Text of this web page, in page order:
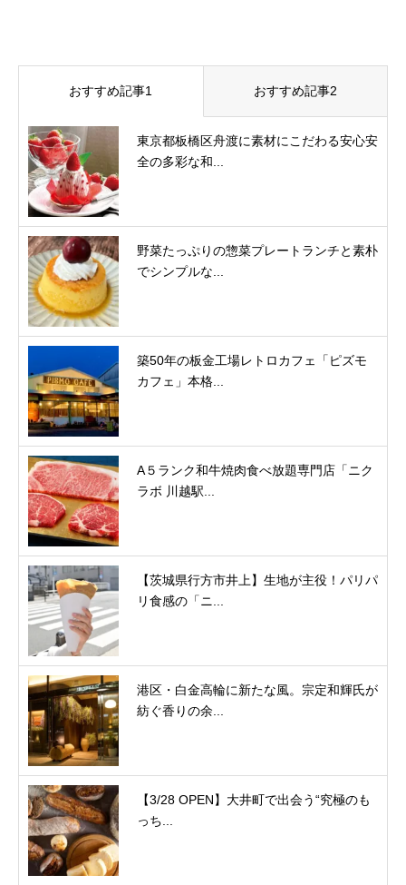
おすすめ記事1 おすすめ記事2
東京都板橋区舟渡に素材にこだわる安心安
全の多彩な和...
野菜たっぷりの惣菜プレートランチと素朴
でシンプルな...
築50年の板金工場レトロカフェ「ピズモ
カフェ」本格...
A５ランク和牛焼肉食べ放題専門店「ニク
ラボ 川越駅...
【茨城県行方市井上】生地が主役！パリパ
リ食感の「ニ...
港区・白金高輪に新たな風。宗定和輝氏が
紡ぐ香りの余...
【3/28 OPEN】大井町で出会う“究極のも
っち...